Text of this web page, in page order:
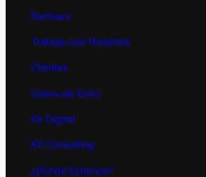
Partners
Trabaja con Nosotros
Clientes
Casos de Exito
KitDigital
Kit Consulting
¿Dónde Estamos?